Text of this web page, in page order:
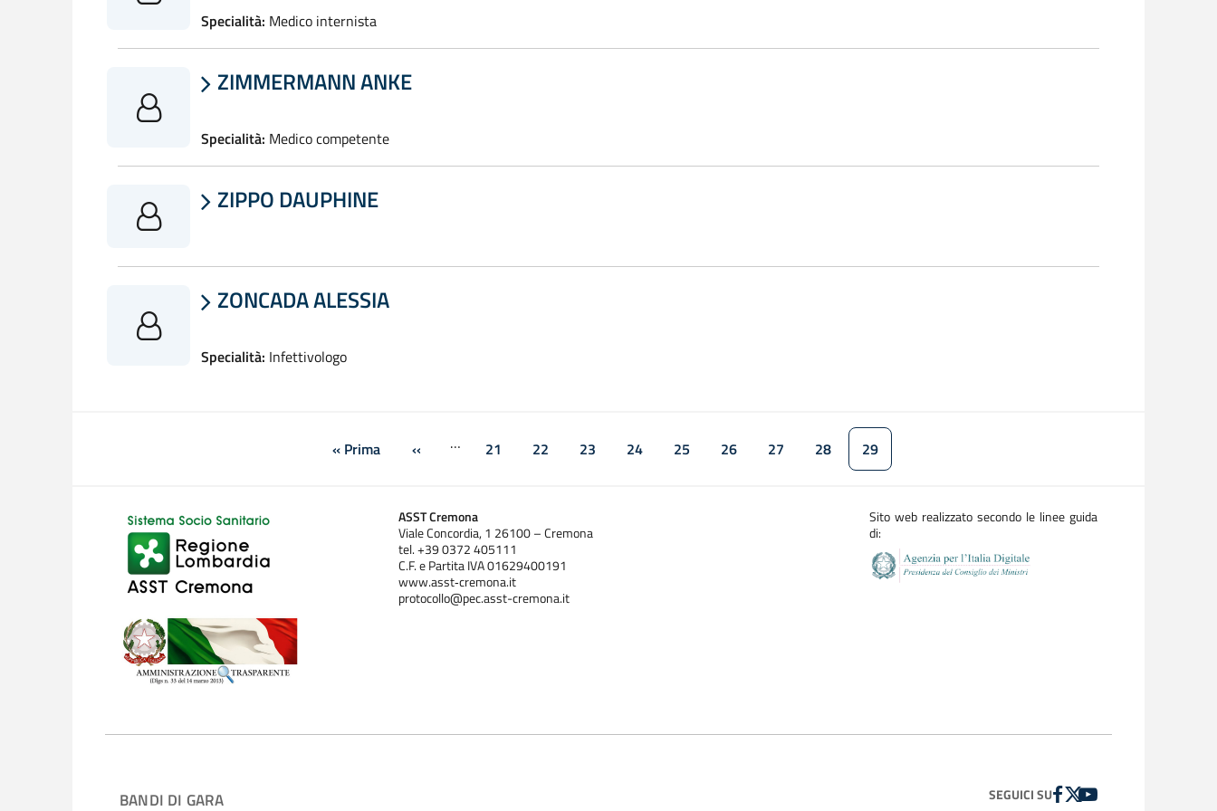
Specialità: Medico internista
 ZIMMERMANN ANKE
Specialità: Medico competente
 ZIPPO DAUPHINE
 ZONCADA ALESSIA
Specialità: Infettivologo
Paginazione
Prima pagina
« Prima Pagina precedente
‹‹ …
Pagina
21 Pagina
22 Pagina
23 Pagina
24 Pagina
25 Pagina
26 Pagina
27 Pagina
28 Pagina attuale
29
ASST Cremona
Viale Concordia, 1 26100 – Cremona
tel. +39 0372 405111
C.F. e Partita IVA 01629400191
www.asst‐cremona.it
protocollo@pec.asst-cremona.it
Sito web realizzato secondo le linee guida
di:
BANDI DI GARA SEGUICI SUFACEBOOK
TWITTER
YOUTUBE